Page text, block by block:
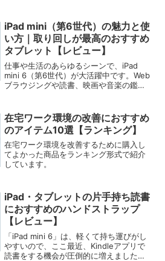
な書き心地になるというペ...
iPad mini（第6世代）の魅力と使
い方｜取り回しが最高のおすすめ
タブレット【レビュー】
仕事や生活のあらゆるシーンで、iPad
mini 6（第6世代）が大活躍中です。Web
ブラウジングや読書、映画や音楽の鑑賞
ールやスケジュール管理、手帳などで活
躍していま...
在宅ワーク環境の改善におすすめ
のアイテム10選【ランキング】
在宅ワーク環境を改善するために購入し
てよかった商品をランキング形式で紹介
しています。
iPad・タブレットの片手持ち読書
におすすめのハンドストラップ
【レビュー】
「iPad mini 6」は、軽くて持ち運びがし
やすいので、ここ最近、Kindleアプリで
読書をする機会が圧倒的に増えました。